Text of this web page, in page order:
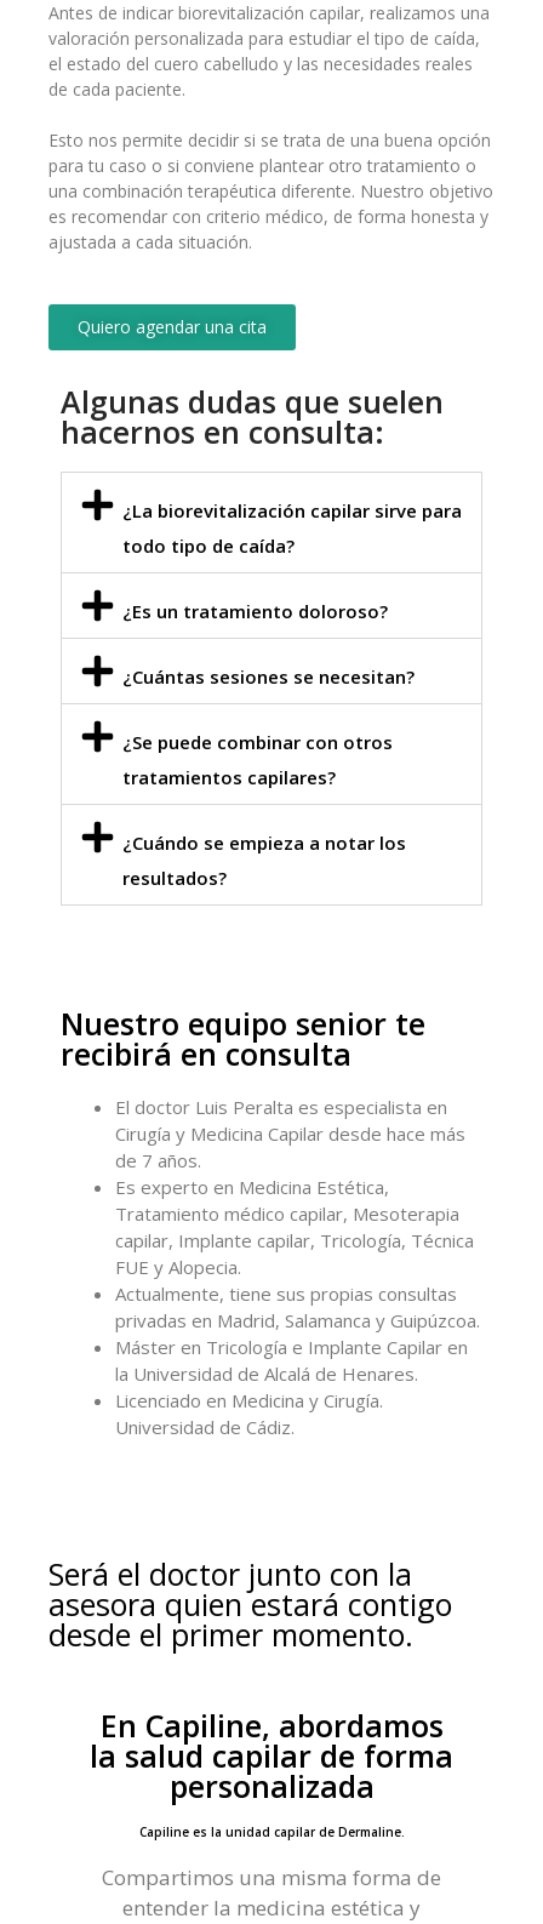
Antes de indicar biorevitalización capilar, realizamos una
valoración personalizada para estudiar el tipo de caída,
el estado del cuero cabelludo y las necesidades reales
de cada paciente.
Esto nos permite decidir si se trata de una buena opción
para tu caso o si conviene plantear otro tratamiento o
una combinación terapéutica diferente. Nuestro objetivo
es recomendar con criterio médico, de forma honesta y
ajustada a cada situación.
Quiero agendar una cita
Algunas dudas que suelen
hacernos en consulta:
¿La biorevitalización capilar sirve para
todo tipo de caída?
¿Es un tratamiento doloroso?
¿Cuántas sesiones se necesitan?
¿Se puede combinar con otros
tratamientos capilares?
¿Cuándo se empieza a notar los
resultados?
Será el doctor junto con la
asesora quien estará contigo
desde el primer momento.
Nuestro equipo senior te
recibirá en consulta
El doctor Luis Peralta es especialista en
Cirugía y Medicina Capilar desde hace más
de 7 años.
Es experto en Medicina Estética,
Tratamiento médico capilar, Mesoterapia
capilar, Implante capilar, Tricología, Técnica
FUE y Alopecia.
Actualmente, tiene sus propias consultas
privadas en Madrid, Salamanca y Guipúzcoa.
Máster en Tricología e Implante Capilar en
la Universidad de Alcalá de Henares.
Licenciado en Medicina y Cirugía.
Universidad de Cádiz.
En Capiline, abordamos
la salud capilar de forma
personalizada
Capiline es la unidad capilar de Dermaline.
Compartimos una misma forma de
entender la medicina estética y